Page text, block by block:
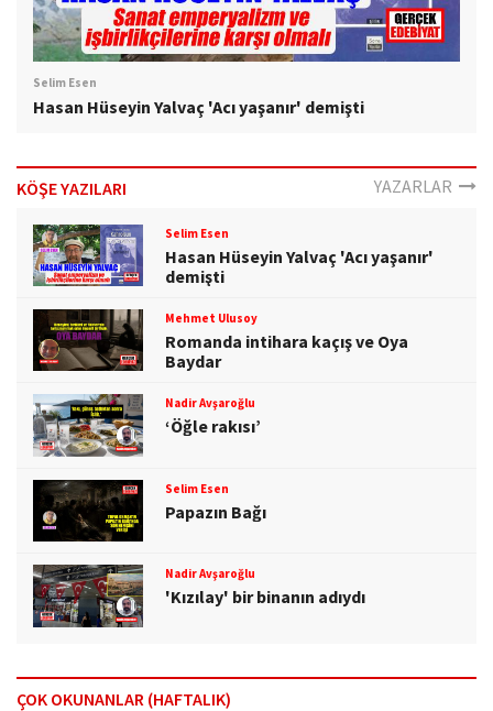
Selim Esen
Hasan Hüseyin Yalvaç 'Acı yaşanır' demişti
KÖŞE YAZILARI YAZARLAR
Selim Esen
Hasan Hüseyin Yalvaç 'Acı yaşanır'
demişti
Mehmet Ulusoy
Romanda intihara kaçış ve Oya
Baydar
Nadir Avşaroğlu
‘Öğle rakısı’
Selim Esen
Papazın Bağı
Nadir Avşaroğlu
'Kızılay' bir binanın adıydı
ÇOK OKUNANLAR (HAFTALIK)